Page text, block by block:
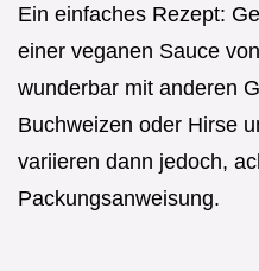
Ein einfaches Rezept:
einer veganen Sauce
wunderbar mit anderen
Buchweizen oder Hirse
variieren dann jedoch,
Packungsanweisung.